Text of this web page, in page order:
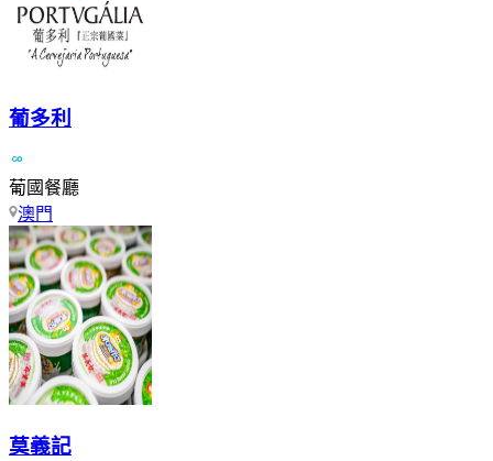
葡多利
葡國餐廳
澳門
莫義記